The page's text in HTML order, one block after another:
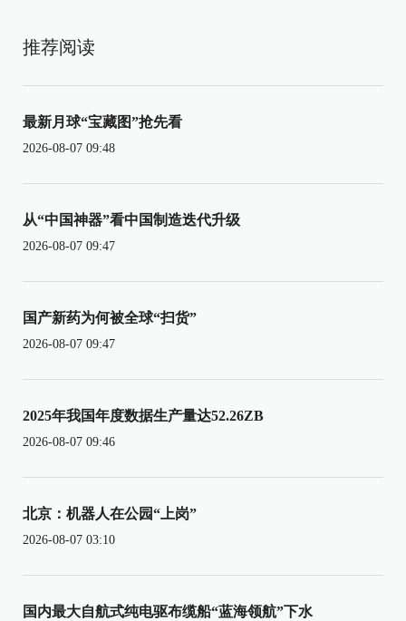
推荐阅读
最新月球“宝藏图”抢先看
2026-08-07 09:48
从“中国神器”看中国制造迭代升级
2026-08-07 09:47
国产新药为何被全球“扫货”
2026-08-07 09:47
2025年我国年度数据生产量达52.26ZB
2026-08-07 09:46
北京：机器人在公园“上岗”
2026-08-07 03:10
国内最大自航式纯电驱布缆船“蓝海领航”下水